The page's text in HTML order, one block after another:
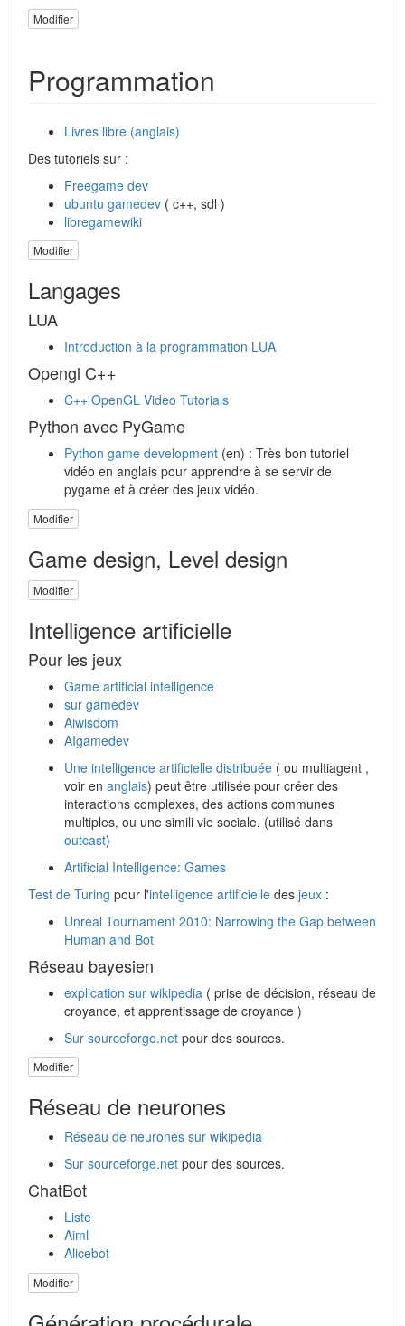
Modifier
Programmation
Livres libre (anglais)
Des tutoriels sur :
Freegame dev
ubuntu gamedev ( c++, sdl )
libregamewiki
Modifier
Langages
LUA
Introduction à la programmation LUA
Opengl C++
C++ OpenGL Video Tutorials
Python avec PyGame
Python game development (en) : Très bon tutoriel
vidéo en anglais pour apprendre à se servir de
pygame et à créer des jeux vidéo.
Modifier
Game design, Level design
Modifier
Intelligence artificielle
Pour les jeux
Game artificial intelligence
sur gamedev
Aiwisdom
AIgamedev
Une intelligence artificielle distribuée ( ou multiagent ,
voir en anglais) peut être utilisée pour créer des
interactions complexes, des actions communes
multiples, ou une simili vie sociale. (utilisé dans
outcast)
Artificial Intelligence: Games
Test de Turing pour l'intelligence artificielle des jeux :
Unreal Tournament 2010: Narrowing the Gap between
Human and Bot
Réseau bayesien
explication sur wikipedia ( prise de décision, réseau de
croyance, et apprentissage de croyance )
Sur sourceforge.net pour des sources.
Modifier
Réseau de neurones
Réseau de neurones sur wikipedia
Sur sourceforge.net pour des sources.
ChatBot
Liste
Aiml
Alicebot
Modifier